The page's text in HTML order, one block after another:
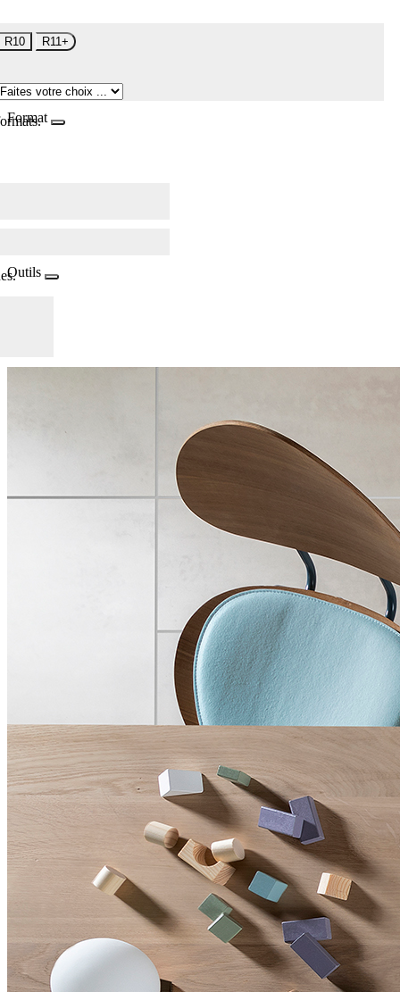
R10 R11+
Format
Outils